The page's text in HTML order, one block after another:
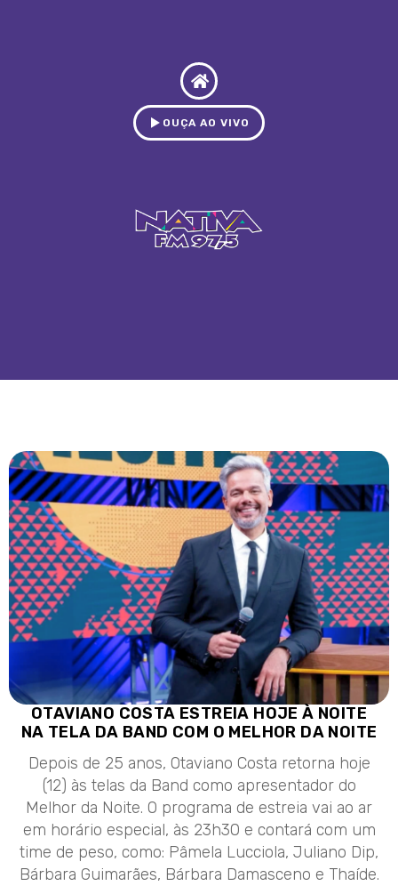
OUÇA AO VIVO
OTAVIANO COSTA ESTREIA HOJE À NOITE
NA TELA DA BAND COM O MELHOR DA NOITE
Depois de 25 anos, Otaviano Costa retorna hoje
(12) às telas da Band como apresentador do
Melhor da Noite. O programa de estreia vai ao ar
em horário especial, às 23h30 e contará com um
time de peso, como: Pâmela Lucciola, Juliano Dip,
Bárbara Guimarães, Bárbara Damasceno e Thaíde.